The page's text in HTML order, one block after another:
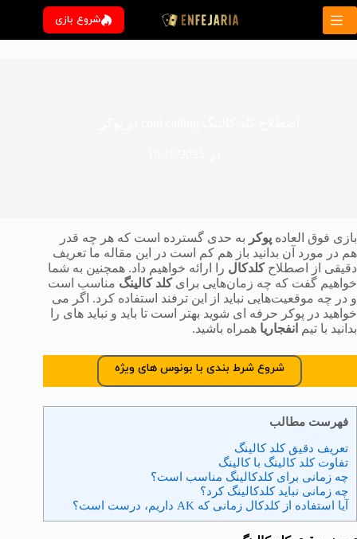
پرش
محتوا
شروع بازی
بازی فوق العاده پوکر به حدی گسترده است که هر چه قدر
هم در مورد آن بدانید باز هم کم است در این مقاله ما تعریف
دقیقی از اصطلاحکلدکال را ارائه خواهیم داد. همچنین به شما
خواهیم گفت که چه زمان‌هایی برایکلد کالینگ مناسب است
و در چه موقعیت‌هایی نباید از این ترفند استفاده کرد. اگر می
خواهید در پوکر حرفه ای شوید بهتر است تا باید و نباید های را
بدانید با تیم انفجاریا همراه باشید.
شروع شرط بندی با بونوس های ویژه
فهرست مطالب
تعریف دقیق کلد کالینگ
تفاوت کلد کالینگ با کالینگ
چه زمانی برای کلدکالینگ مناسب است؟
چه زمانی نباید کلدکالینگ کرد؟
آیا استفاده از کلدکال زمانی که AK داریم، درست است؟